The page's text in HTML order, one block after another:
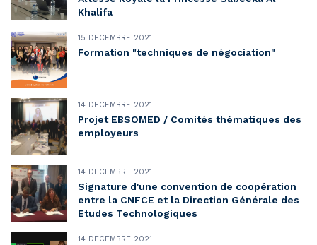
Khalifa
15 DÉCEMBRE 2021
Formation "techniques de négociation"
14 DÉCEMBRE 2021
Projet EBSOMED / Comités thématiques des
employeurs
14 DÉCEMBRE 2021
Signature d'une convention de coopération
entre la CNFCE et la Direction Générale des
Etudes Technologiques
14 DÉCEMBRE 2021